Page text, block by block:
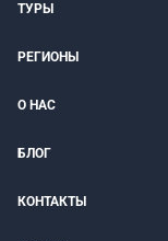
ТУРЫ
РЕГИОНЫ
О НАС
БЛОГ
КОНТАКТЫ